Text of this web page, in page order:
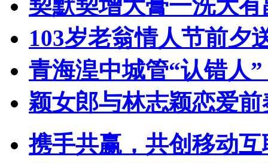
契默契增大膏一洗大
103岁老翁情人节前夕
青海湟中城管“认错人
颖女郎与林志颖恋爱
携手共赢，共创移动